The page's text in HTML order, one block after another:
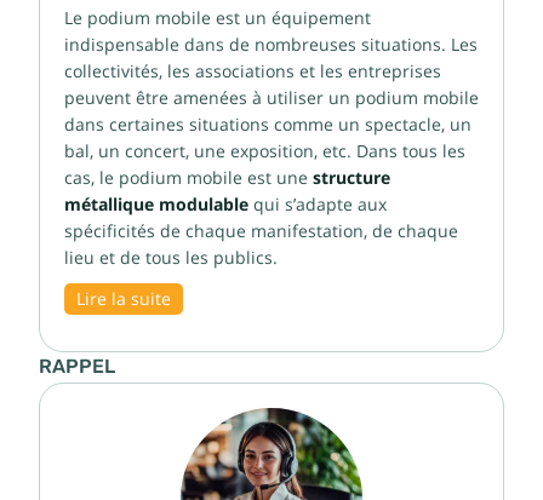
Le podium mobile est un équipement
indispensable dans de nombreuses situations. Les
collectivités, les associations et les entreprises
peuvent être amenées à utiliser un podium mobile
dans certaines situations comme un spectacle, un
bal, un concert, une exposition, etc. Dans tous les
cas, le podium mobile est une structure
métallique modulable qui s’adapte aux
spécificités de chaque manifestation, de chaque
lieu et de tous les publics.
Lire la suite
RAPPEL